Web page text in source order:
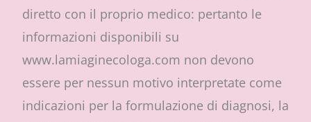
diretto con il proprio medico: pertanto le
informazioni disponibili su
www.lamiaginecologa.com non devono
essere per nessun motivo interpretate come
indicazioni per la formulazione di diagnosi, la